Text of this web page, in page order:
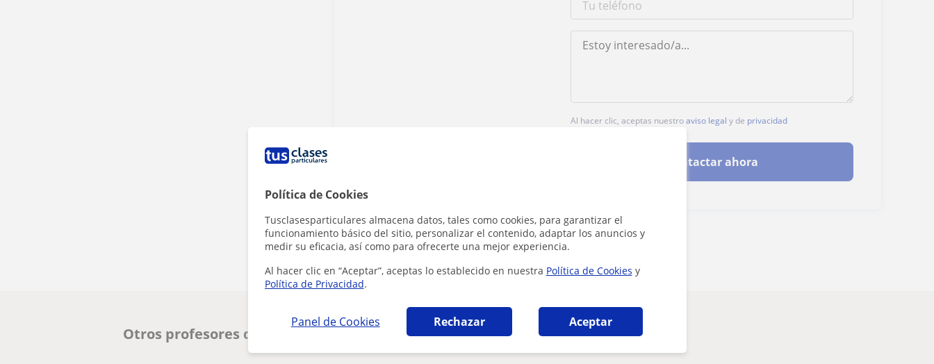
Política de Cookies
Tusclasesparticulares almacena datos, tales como cookies, para garantizar el
funcionamiento básico del sitio, personalizar el contenido, adaptar los anuncios y
medir su eficacia, así como para ofrecerte una mejor experiencia.
Al hacer clic en “Aceptar”, aceptas lo establecido en nuestra Política de Cookies y
Política de Privacidad.
Panel de Cookies Rechazar Aceptar
Al hacer clic, aceptas nuestroaviso legal y de privacidad
Contactar ahora
¿Hay algún error en este perfil?Cuéntanos
Otros profesores de Matemáticas en Cuenca que pueden interesarte